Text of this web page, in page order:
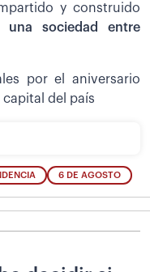
y construido
sociedad entre
por el aniversario
del país
6 DE AGOSTO